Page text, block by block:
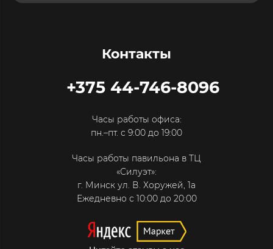
Контакты
+375 44-746-8096
Часы работы офиса:
пн.–пт. с 9:00 до 19:00
Часы работы павильона в ТЦ
«Силуэт»:
г. Минск ул. В. Хоружей, 1а
Ежедневно с 10:00 до 20:00